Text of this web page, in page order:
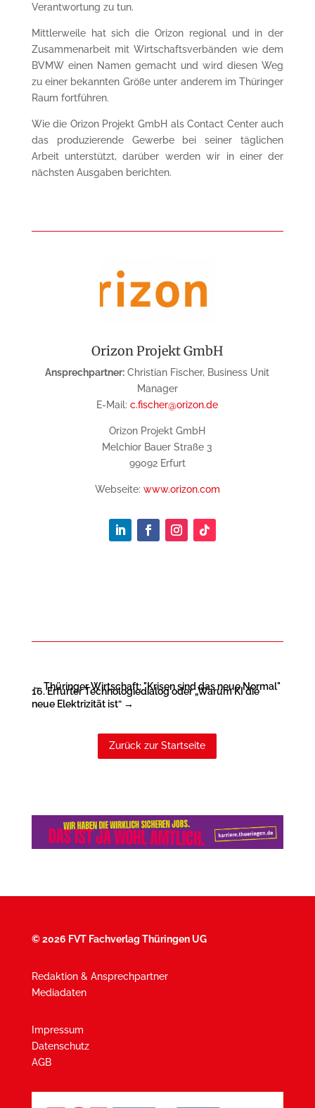
Verantwortung zu tun.
Mittlerweile hat sich die Orizon regional und in der
Zusammenarbeit mit Wirtschaftsverbänden wie dem
BVMW einen Namen gemacht und wird diesen Weg
zu einer bekannten Größe unter anderem im Thüringer
Raum fortführen.
Wie die Orizon Projekt GmbH als Contact Center auch
das produzierende Gewerbe bei seiner täglichen
Arbeit unterstützt, darüber werden wir in einer der
nächsten Ausgaben berichten.
Orizon Projekt GmbH
Ansprechpartner: Christian Fischer, Business Unit
Manager
E-Mail:c.fischer@orizon.de
Orizon Projekt GmbH
Melchior Bauer Straße 3
99092 Erfurt
Webseite: www.orizon.com
←Thüringer Wirtschaft: "Krisen sind das neue Normal"
16. Erfurter Technologiedialog oder „Warum KI die
neue Elektrizität ist“→
Zurück zur Startseite
©2026 FVT Fachverlag Thüringen UG
Redaktion & Ansprechpartner
Mediadaten
Impressum
Datenschutz
AGB